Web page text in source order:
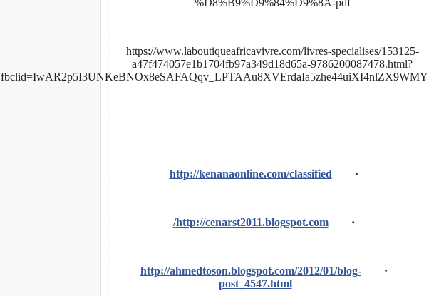
%D8%B9%D9%84%D9%8A-pdf
https://www.laboutiqueafricavivre.com/livres-specialises/153125-
a47f474057e1b1704fb97a349d18d65a-9786200087478.html?
fbclid=IwAR2p5I3UNKeBNOx8eSAFAQqv_LPTAAu8XVErdaIa5zhe44uiXI4nlZX9WMY
·
http://kenanaonline.com/classified
·
http://cenarst2011.blogspot.com/
·
http://ahmedtoson.blogspot.com/2012/01/blog-
post_4547.html